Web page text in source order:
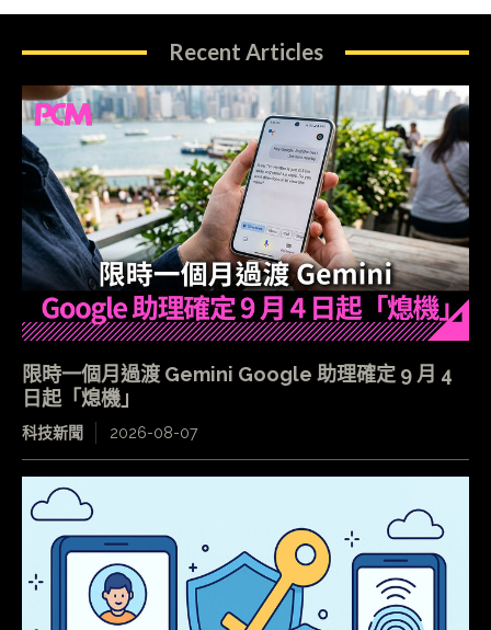
Recent Articles
限時一個月過渡 Gemini Google 助理確定 9 月 4
日起「熄機」
科技新聞 2026-08-07